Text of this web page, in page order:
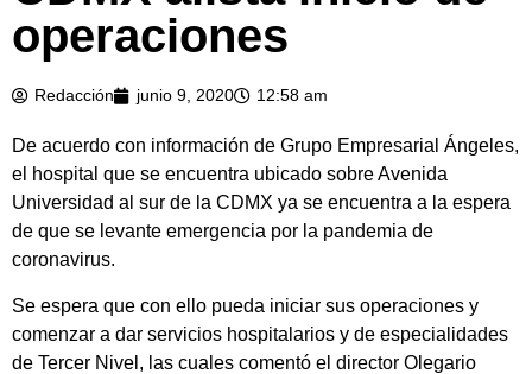
operaciones
Redacción junio 9, 2020 12:58 am
De acuerdo con información de Grupo Empresarial Ángeles,
el hospital que se encuentra ubicado sobre Avenida
Universidad al sur de la CDMX ya se encuentra a la espera
de que se levante emergencia por la pandemia de
coronavirus.
Se espera que con ello pueda iniciar sus operaciones y
comenzar a dar servicios hospitalarios y de especialidades
de Tercer Nivel, las cuales comentó el director Olegario